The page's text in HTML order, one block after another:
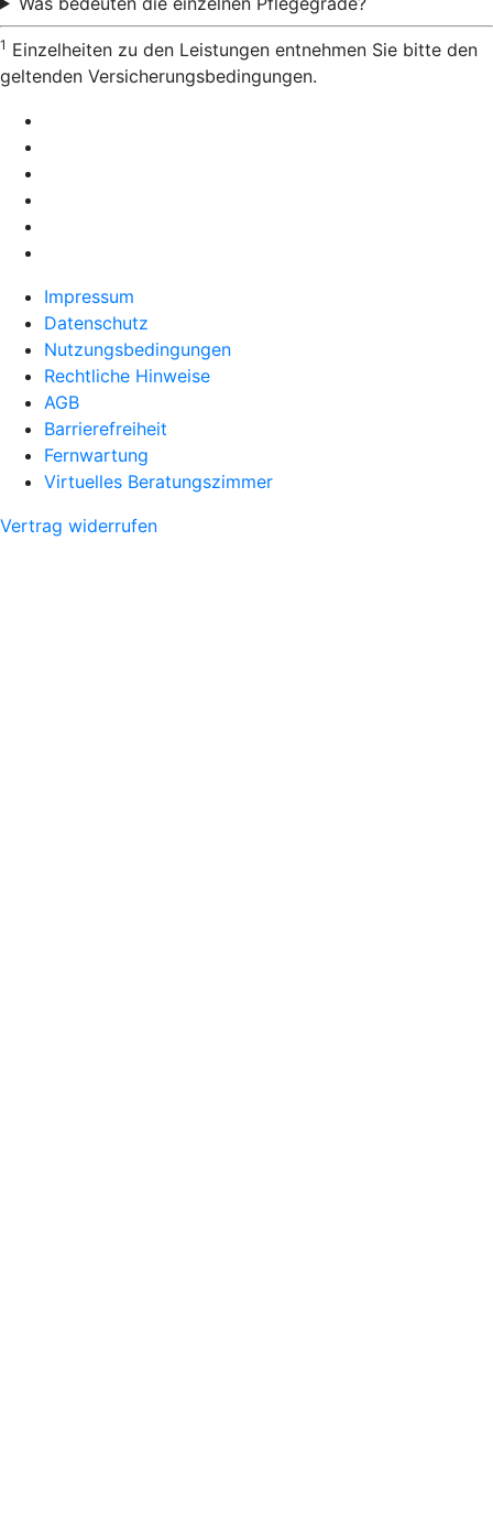
1 Einzelheiten zu den Leistungen entnehmen Sie bitte den
geltenden Versicherungsbedingungen.
Impressum
Datenschutz
Nutzungsbedingungen
Rechtliche Hinweise
AGB
Barrierefreiheit
Fernwartung
Virtuelles Beratungszimmer
Vertrag widerrufen